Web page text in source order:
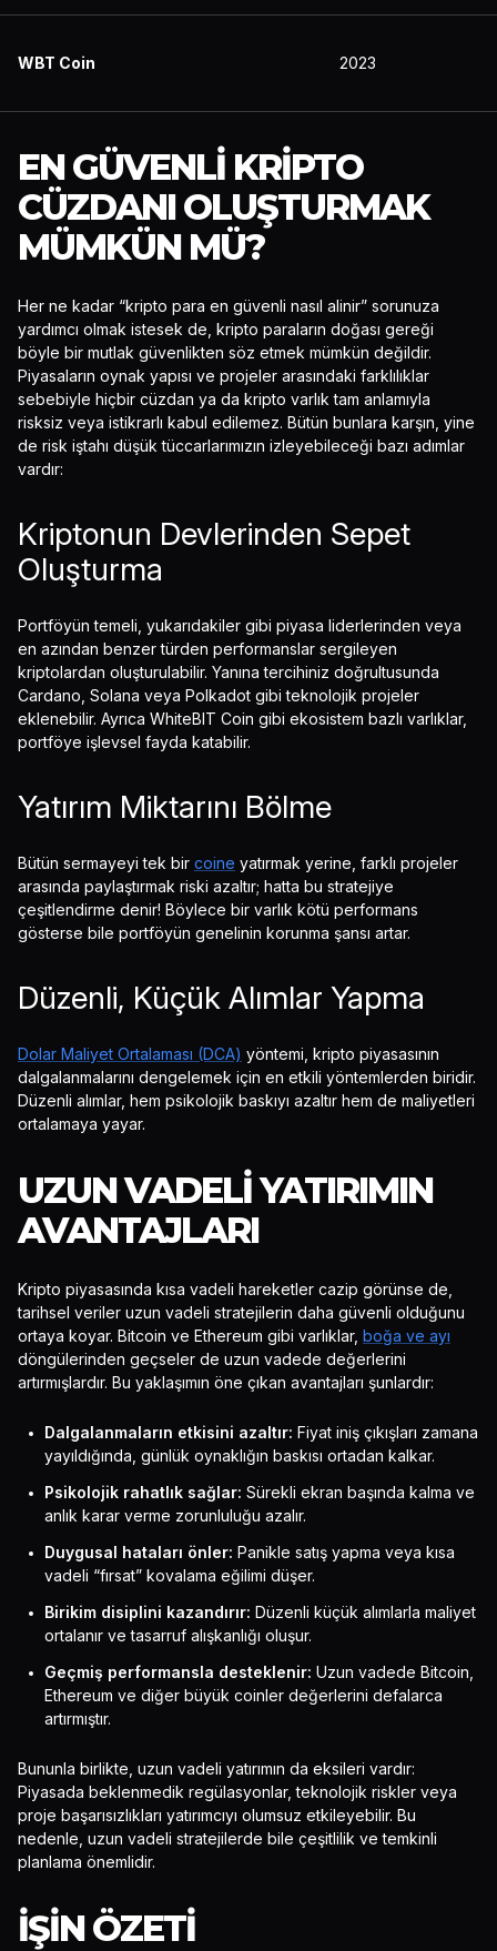
WBT Coin 2023
EN GÜVENLI KRIPTO
CÜZDANI OLUŞTURMAK
MÜMKÜN MÜ?
Her ne kadar “kripto para en güvenli nasıl alinir” sorunuza
yardımcı olmak istesek de, kripto paraların doğası gereği
böyle bir mutlak güvenlikten söz etmek mümkün değildir.
Piyasaların oynak yapısı ve projeler arasındaki farklılıklar
sebebiyle hiçbir cüzdan ya da kripto varlık tam anlamıyla
risksiz veya istikrarlı kabul edilemez. Bütün bunlara karşın, yine
de risk iştahı düşük tüccarlarımızın izleyebileceği bazı adımlar
vardır:
Kriptonun Devlerinden Sepet
Oluşturma
Portföyün temeli, yukarıdakiler gibi piyasa liderlerinden veya
en azından benzer türden performanslar sergileyen
kriptolardan oluşturulabilir. Yanına tercihiniz doğrultusunda
Cardano, Solana veya Polkadot gibi teknolojik projeler
eklenebilir. Ayrıca WhiteBIT Coin gibi ekosistem bazlı varlıklar,
portföye işlevsel fayda katabilir.
Yatırım Miktarını Bölme
Bütün sermayeyi tek bir coine yatırmak yerine, farklı projeler
arasında paylaştırmak riski azaltır; hatta bu stratejiye
çeşitlendirme denir! Böylece bir varlık kötü performans
gösterse bile portföyün genelinin korunma şansı artar.
Düzenli, Küçük Alımlar Yapma
Dolar Maliyet Ortalaması (DCA) yöntemi, kripto piyasasının
dalgalanmalarını dengelemek için en etkili yöntemlerden biridir.
Düzenli alımlar, hem psikolojik baskıyı azaltır hem de maliyetleri
ortalamaya yayar.
UZUN VADELI YATIRIMIN
AVANTAJLARI
Kripto piyasasında kısa vadeli hareketler cazip görünse de,
tarihsel veriler uzun vadeli stratejilerin daha güvenli olduğunu
ortaya koyar. Bitcoin ve Ethereum gibi varlıklar, boğa ve ayı
döngülerinden geçseler de uzun vadede değerlerini
artırmışlardır. Bu yaklaşımın öne çıkan avantajları şunlardır:
Dalgalanmaların etkisini azaltır: Fiyat iniş çıkışları zamana
yayıldığında, günlük oynaklığın baskısı ortadan kalkar.
Psikolojik rahatlık sağlar: Sürekli ekran başında kalma ve
anlık karar verme zorunluluğu azalır.
Duygusal hataları önler: Panikle satış yapma veya kısa
vadeli “fırsat” kovalama eğilimi düşer.
Birikim disiplini kazandırır: Düzenli küçük alımlarla maliyet
ortalanır ve tasarruf alışkanlığı oluşur.
Geçmiş performansla desteklenir: Uzun vadede Bitcoin,
Ethereum ve diğer büyük coinler değerlerini defalarca
artırmıştır.
Bununla birlikte, uzun vadeli yatırımın da eksileri vardır:
Piyasada beklenmedik regülasyonlar, teknolojik riskler veya
proje başarısızlıkları yatırımcıyı olumsuz etkileyebilir. Bu
nedenle, uzun vadeli stratejilerde bile çeşitlilik ve temkinli
planlama önemlidir.
İŞIN ÖZETI